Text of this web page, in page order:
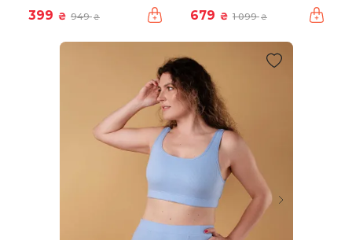
399 ₴ 949₴ 679 ₴ 1 099₴